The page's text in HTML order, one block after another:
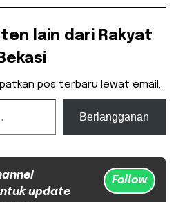
lain dari Rakyat
Bekasi
pos terbaru lewat email.
Berlangganan
update
Follow